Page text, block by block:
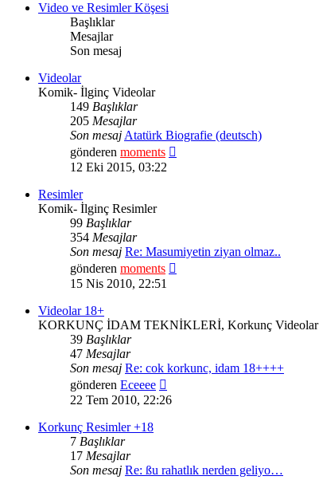
Video ve Resimler Köşesi
Başlıklar
Mesajlar
Son mesaj
Videolar
Komik- İlginç Videolar
149 Başlıklar
205 Mesajlar
Son mesajAtatürk Biografie (deutsch)
gönderen moments
12 Eki 2015, 03:22
Resimler
Komik- İlginç Resimler
99 Başlıklar
354 Mesajlar
Son mesaj Re: Masumiyetin ziyan olmaz..
gönderen moments
15 Nis 2010, 22:51
Videolar 18+
KORKUNÇ İDAM TEKNİKLERİ, Korkunç Videolar
39 Başlıklar
47 Mesajlar
Son mesaj Re: cok korkunc, idam 18++++
gönderen Eceeee
mesajı
22 Tem 2010, 22:26
Korkunç Resimler +18
7 Başlıklar
17 Mesajlar
Son mesaj Re: ßu rahatlık nerden geliyo…